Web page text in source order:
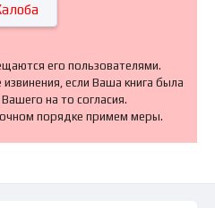
его пользователями.
если Ваша книга была
на то согласия.
порядке примем меры.